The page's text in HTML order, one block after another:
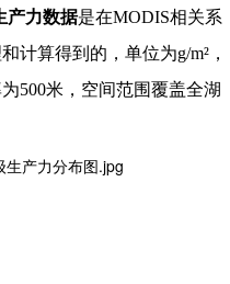
产力数据是在MODIS相关系
计算得到的，单位为g/m²，
500米，空间范围覆盖全湖